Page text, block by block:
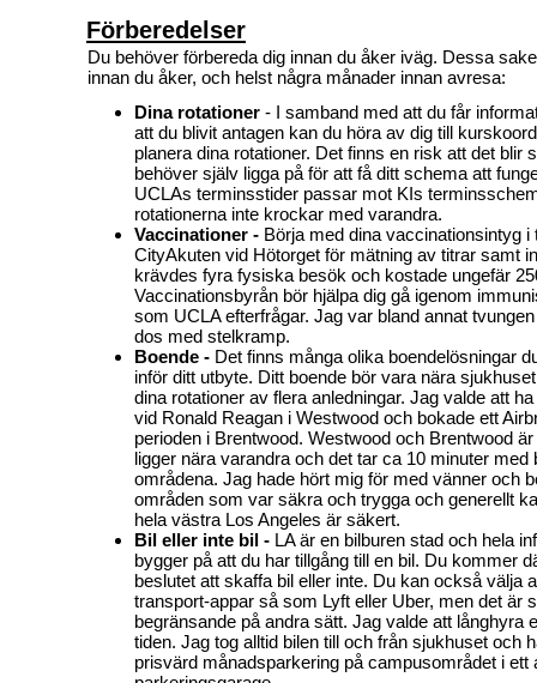
Förberedelser
Du behöver förbereda dig innan du åker iväg. Dessa
innan du åker, och helst några månader innan avresa:
Dina rotationer - I samband med att du får
att du blivit antagen kan du höra av dig till
planera dina rotationer. Det finns en risk att det blir
behöver själv ligga på för att få ditt schema att
UCLAs terminsstider passar mot KIs
rotationerna inte krockar med varandra.
Vaccinationer - Börja med dina vaccinationsintyg i
CityAkuten vid Hötorget för mätning av titrar samt
krävdes fyra fysiska besök och kostade ungefär
Vaccinationsbyrån bör hjälpa dig gå igenom
som UCLA efterfrågar. Jag var bland annat
dos med stelkramp.
Boende - Det finns många olika boendelösningar
inför ditt utbyte. Ditt boende bör vara nära
dina rotationer av flera anledningar. Jag valde att
vid Ronald Reagan i Westwood och bokade ett
perioden i Brentwood. Westwood och Brentwood
ligger nära varandra och det tar ca 10 minuter med
områdena. Jag hade hört mig för med vänner och
områden som var säkra och trygga och generellt
hela västra Los Angeles är säkert.
Bil eller inte bil - LA är en bilburen stad och hela
bygger på att du har tillgång till en bil. Du kommer
beslutet att skaffa bil eller inte. Du kan också välja
transport-appar så som Lyft eller Uber, men det är
begränsande på andra sätt. Jag valde att långhyra
tiden. Jag tog alltid bilen till och från sjukhuset och
prisvärd månadsparkering på campusområdet i ett